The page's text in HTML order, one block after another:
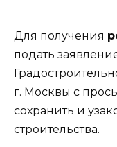
Для получения
подать
г. Москвы с
сохранить и
строительства.